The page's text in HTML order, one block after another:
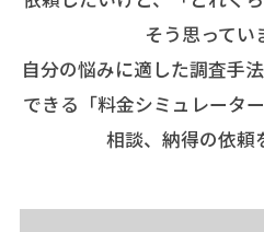
そう思ってい
自分の悩みに適した調査手
できる「料金シミュレータ
相談、納得の依頼